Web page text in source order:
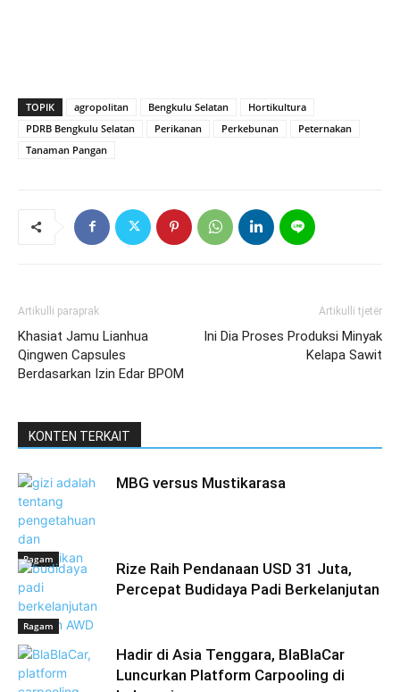
TOPIK agropolitan Bengkulu Selatan
Hortikultura
PDRB Bengkulu Selatan
Perikanan Perkebunan
Peternakan
Tanaman Pangan
Artikulli paraprak
Khasiat Jamu Lianhua
Qingwen Capsules
Berdasarkan Izin Edar BPOM
Artikulli tjetër
Ini Dia Proses Produksi Minyak
Kelapa Sawit
KONTEN TERKAIT
Ragam
MBG versus Mustikarasa
Ragam
Rize Raih Pendanaan USD 31 Juta,
Percepat Budidaya Padi Berkelanjutan
Hadir di Asia Tenggara, BlaBlaCar
Luncurkan Platform Carpooling di